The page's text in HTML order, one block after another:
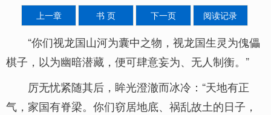
上一章 书 页 下一页 阅读记录
“你们视龙国山河为囊中之物，视龙国生灵为傀儡
棋子，以为幽暗潜藏，便可肆意妄为、无人制衡。”
厉无忧紧随其后，眸光澄澈而冰冷：“天地有正
气，家国有脊梁。你们窃居地底、祸乱故土的日子，